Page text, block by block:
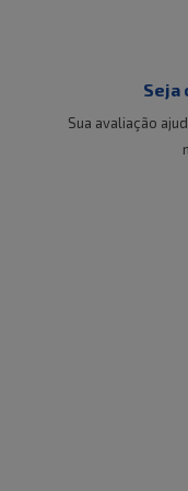
Seja
Sua avaliação